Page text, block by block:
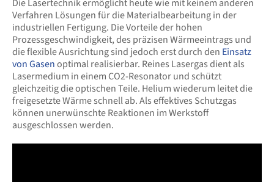
Die Lasertechnik ermöglicht heute wie mit keinem anderen
Verfahren Lösungen für die Materialbearbeitung in der
industriellen Fertigung. Die Vorteile der hohen
Prozessgeschwindigkeit, des präzisen Wärmeeintrags und
die flexible Ausrichtung sind jedoch erst durch den Einsatz
von Gasenoptimal realisierbar. Reines Lasergas dient als
Lasermedium in einem CO2-Resonator und schützt
gleichzeitig die optischen Teile. Helium wiederum leitet die
freigesetzte Wärme schnell ab. Als effektives Schutzgas
können unerwünschte Reaktionen im Werkstoff
ausgeschlossen werden.